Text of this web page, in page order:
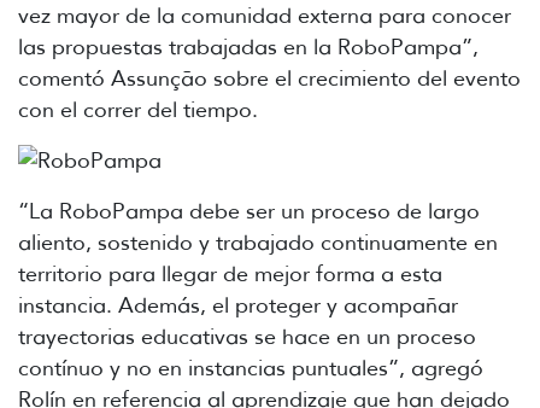
vez mayor de la comunidad externa para conocer
las propuestas trabajadas en la RoboPampa”,
comentó Assunção sobre el crecimiento del evento
con el correr del tiempo.
“La RoboPampa debe ser un proceso de largo
aliento, sostenido y trabajado continuamente en
territorio para llegar de mejor forma a esta
instancia. Además, el proteger y acompañar
trayectorias educativas se hace en un proceso
contínuo y no en instancias puntuales”, agregó
Rolín en referencia al aprendizaje que han dejado